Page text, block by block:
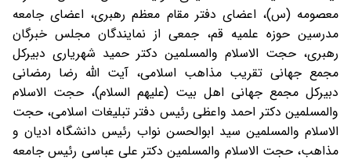
معصومه (س)، اعضای دفتر مقام معظم رهبری، اعضای جامعه
مدرسین حوزه علمیه قم، جمعی از نمایندگان مجلس خبرگان
رهبری، حجت الاسلام والمسلمین دکتر حمید شهریاری دبیرکل
مجمع جهانی تقریب مذاهب اسلامی، آیت الله رضا رمضانی
دبیرکل مجمع جهانی اهل بیت (علیهم السلام)، حجت الاسلام
والمسلمین دکتر احمد واعظی رئیس دفتر تبلیغات اسلامی، حجت
الاسلام والمسلمین سید ابوالحسن نواب رئیس دانشگاه ادیان و
مذاهب، حجت الاسلام والمسلمین دکتر علی عباسی رئیس جامعه